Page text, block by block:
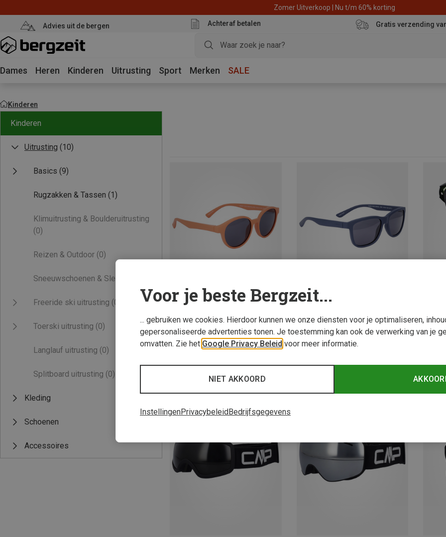
Zomer Uitverkoop | Nu t/m 60% korting
Advies uit de bergen Achteraf betalen Gratis verzending
Dames Heren Kinderen Uitrusting Sport Merken SALE
Kinderen
Kinderen
Uitrusting (10)
Basics (9)
Rugzakken & Tassen (1)
Klimuitrusting & Boulderuitrusting
(0)
Reizen & Outdoor (0)
Sneeuwschoenen & Sleeën
Freeride ski uitrusting (0)
Toerski uitrusting (0)
Langlauf uitrusting (0)
Splitboard uitrusting (0)
Kleding
Schoenen
Accessoires
CMP | Zonnebrillen
Kinderen Deewy Zonnebril
CMP | Zonnebrillen
48-
Voor je beste Bergzeit...
... gebruiken we cookies. Hierdoor kunnen we onze diensten voor je optimaliseren,
gepersonaliseerde advertenties tonen. Je toestemming kan ook de verwerking van je
omvatten. Zie het Google Privacy Beleid voor meer informatie.
NIET AKKOORD
InstellingenPrivacybeleidBedrijfsgegevens